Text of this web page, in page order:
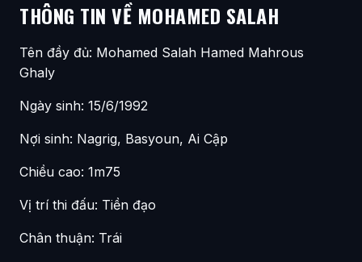
THÔNG TIN VỀ MOHAMED SALAH
Tên đầy đủ: Mohamed Salah Hamed Mahrous
Ghaly
Ngày sinh: 15/6/1992
Nợi sinh: Nagrig, Basyoun, Ai Cập
Chiều cao: 1m75
Vị trí thi đấu: Tiền đạo
Chân thuận: Trái